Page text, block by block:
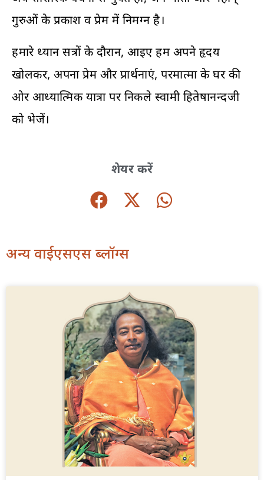
गुरुओं के प्रकाश व प्रेम में निमग्न है।
हमारे ध्यान सत्रों के दौरान, आइए हम अपने हृदय
खोलकर, अपना प्रेम और प्रार्थनाएं, परमात्मा के घर की
ओर आध्यात्मिक यात्रा पर निकले स्वामी हितेषानन्दजी
को भेजें।
शेयर करें
अन्य वाईएसएस ब्लॉग्स